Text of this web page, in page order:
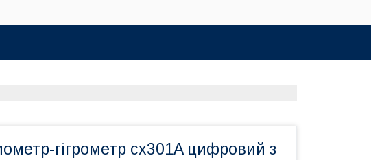
гігрометр cx301A цифровий з